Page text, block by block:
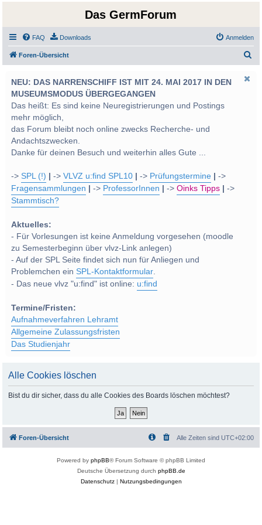
Das GermForum
FAQ Downloads Anmelden
Foren-Übersicht
NEU: DAS NARRENSCHIFF IST MIT 24. MAI 2017 IN DEN
MUSEUMSMODUS ÜBERGEGANGEN
Das heißt: Es sind keine Neuregistrierungen und Postings
mehr möglich,
das Forum bleibt noch online zwecks Recherche- und
Andachtszwecken.
Danke für deinen Besuch und weiterhin alles Gute ...
->SPL (!) ->VLVZ u:find SPL10 -> Prüfungstermine
->
Fragensammlungen
-> ProfessorInnen ->Oinks Tipps
->
Stammtisch?
Aktuelles:
- Für Vorlesungen ist keine Anmeldung vorgesehen (moodle
zu Semesterbeginn über vlvz-Link anlegen)
- Auf der SPL Seite findet sich nun für Anliegen und
Problemchen einSPL-Kontaktformular.
- Das neue vlvz "u:find" ist online: u:find
Termine/Fristen:
Aufnahmeverfahren Lehramt
Allgemeine Zulassungsfristen
Das Studienjahr
Alle Cookies löschen
Bist du dir sicher, dass du alle Cookies des Boards löschen möchtest?
Foren-Übersicht Alle Zeiten sind UTC+02:00
Powered by phpBB® Forum Software © phpBB Limited
Deutsche Übersetzung durch phpBB.de
Datenschutz| Nutzungsbedingungen